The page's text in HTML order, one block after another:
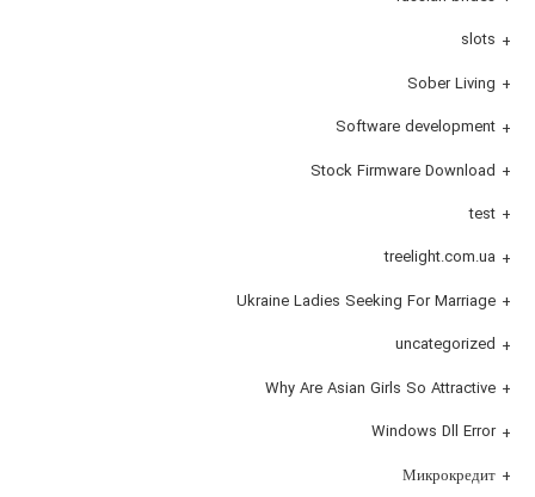
slots
Sober Living
Software development
Stock Firmware Download
test
treelight.com.ua
Ukraine Ladies Seeking For Marriage
uncategorized
Why Are Asian Girls So Attractive
Windows Dll Error
Микрокредит